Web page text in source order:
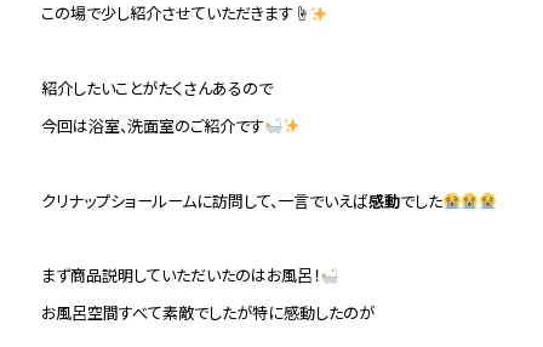
この場で少し紹介させていただきます☝
紹介したいことがたくさんあるので
今回は浴室、洗面室のご紹介です
クリナップショールームに訪問して、一言でいえば感動でした
まず商品説明していただいたのはお風呂！
お風呂空間すべて素敵でしたが特に感動したのが